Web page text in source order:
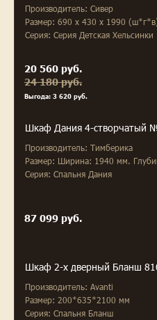
Производитель: Сивер
Размер: 690 x 430 x 1990
Серия: Серия Детская Хельсинки
20 560 руб.
24 180 руб.
Выгода: 3 620 руб.
Шкаф Дания 4-створчатый
Производитель: Тимберика
Размер: Ширина: 1940 мм.
Серия: Спальня Дания
87 099 руб.
Шкаф 2-х дверный Бланш
Производитель: Avanti
Размер: 200*635*2100 мм
Серия: Спальня Бланш